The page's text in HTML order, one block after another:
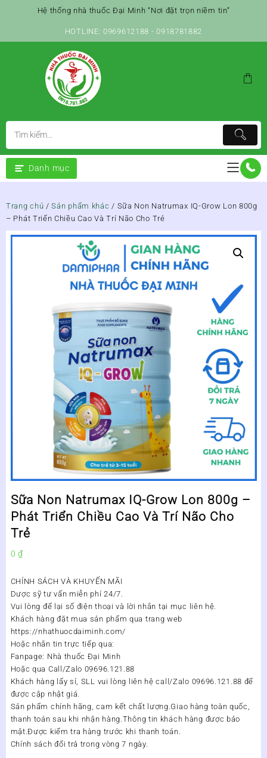
Hệ thống nhà thuốc Đại Minh “Nơi đặt trọn niềm tin”
HOTLINE: 0969612188 - 0918781882
Danh mục
Trang chủ /Sản phẩm khác / Sữa Non Natrumax IQ-Grow Lon 800g
– Phát Triển Chiều Cao Và Trí Não Cho Trẻ
Sữa Non Natrumax IQ-Grow Lon 800g –
Phát Triển Chiều Cao Và Trí Não Cho
Trẻ
0 ₫
CHÍNH SÁCH VÀ KHUYẾN MÃI
Dược sỹ tư vấn miễn phí 24/7.
Vui lòng để lại số điện thoại và lời nhắn tại mục liên hệ.
Khách hàng đặt mua sản phẩm qua trang web
https://nhathuocdaiminh.com/
Hoặc nhắn tin trực tiếp qua:
Fanpage: Nhà thuốc Đại Minh
Hoặc qua Call/Zalo 09696.121.88
Khách hàng lấy sỉ, SLL vui lòng liên hệ call/Zalo 09696.121.88 để
được cập nhật giá.
Sản phẩm chính hãng, cam kết chất lượng.Giao hàng toàn quốc,
thanh toán sau khi nhận hàng.Thông tin khách hàng được bảo
mật.Được kiểm tra hàng trước khi thanh toán.
Chính sách đổi trả trong vòng 7 ngày.